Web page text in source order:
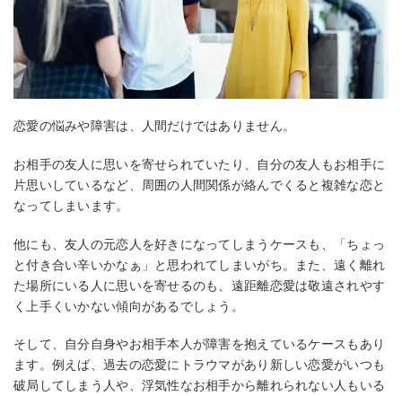
恋愛の悩みや障害は、人間だけではありません。
お相手の友人に思いを寄せられていたり、自分の友人もお相手に
片思いしているなど、周囲の人間関係が絡んでくると複雑な恋と
なってしまいます。
他にも、友人の元恋人を好きになってしまうケースも、「ちょっ
と付き合い辛いかなぁ」と思われてしまいがち。また、遠く離れ
た場所にいる人に思いを寄せるのも、遠距離恋愛は敬遠されやす
く上手くいかない傾向があるでしょう。
そして、自分自身やお相手本人が障害を抱えているケースもあり
ます。例えば、過去の恋愛にトラウマがあり新しい恋愛がいつも
破局してしまう人や、浮気性なお相手から離れられない人もいる